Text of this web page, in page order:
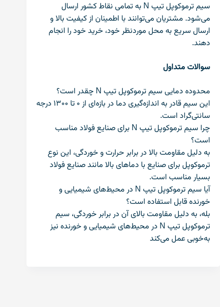
سیم ترموکوپل تیپ N به تمامی نقاط کشور ارسال
می‌شود. مشتریان می‌توانند با اطمینان از کیفیت بالا و
ارسال سریع به محل موردنظر خود، خرید خود را انجام
دهند.
سوالات متداول
محدوده دمایی سیم ترموکوپل تیپ N چقدر است؟
این سیم قادر به اندازه‌گیری دما در بازه‌ای از ۰ تا ۱۳۰۰ درجه
سانتی‌گراد است.
چرا سیم ترموکوپل تیپ N برای صنایع فولاد مناسب
است؟
به دلیل مقاومت بالا در برابر حرارت و خوردگی، این نوع
ترموکوپل برای صنایع با دماهای بالا مانند صنایع فولاد
بسیار مناسب است.
آیا سیم ترموکوپل تیپ N در محیط‌های شیمیایی و
خورنده قابل استفاده است؟
بله، به دلیل مقاومت بالای آن در برابر خوردگی، سیم
ترموکوپل تیپ N در محیط‌های شیمیایی و خورنده نیز
به‌خوبی عمل می‌کند